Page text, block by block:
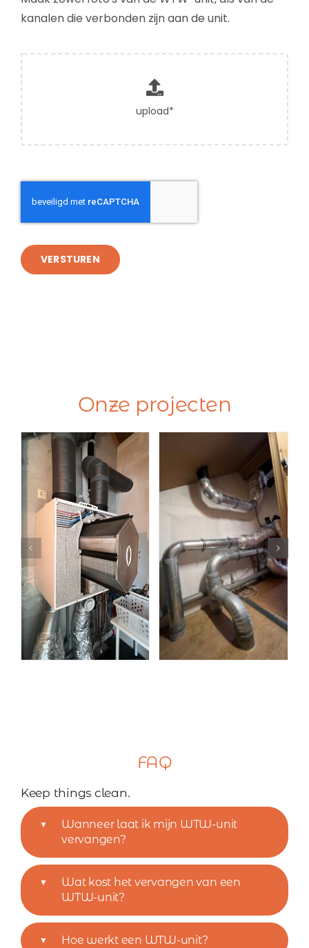
kanalen die verbonden zijn aan de unit.
VERSTUREN
Onze projecten
FAQ
Keep things clean.
Wanneer laat ik mijn WTW-unit
vervangen?
Wat kost het vervangen van een
WTW-unit?
Hoe werkt een WTW-unit?